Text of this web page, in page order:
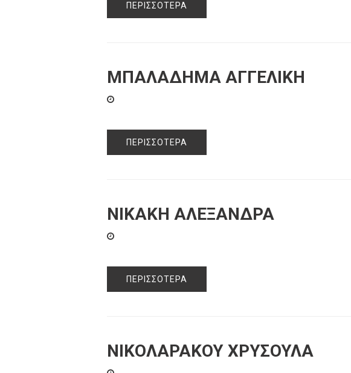
ΠΕΡΙΣΣΌΤΕΡΑ
ΜΠΑΛΑΔΗΜΑ ΑΓΓΕΛΙΚΗ
ΠΕΡΙΣΣΌΤΕΡΑ
ΝΙΚΑΚΗ ΑΛΕΞΑΝΔΡΑ
ΠΕΡΙΣΣΌΤΕΡΑ
ΝΙΚΟΛΑΡΑΚΟΥ ΧΡΥΣΟΥΛΑ